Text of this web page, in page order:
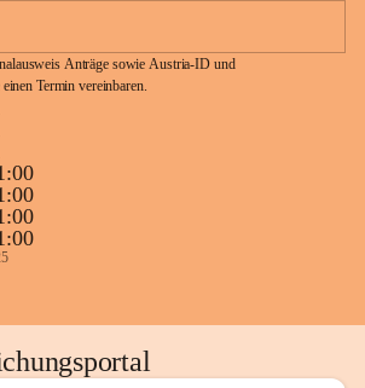
Anträge sowie Austria-ID und
Termin vereinbaren.